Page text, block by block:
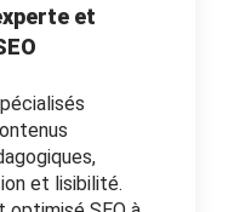
et
et lisibilité.